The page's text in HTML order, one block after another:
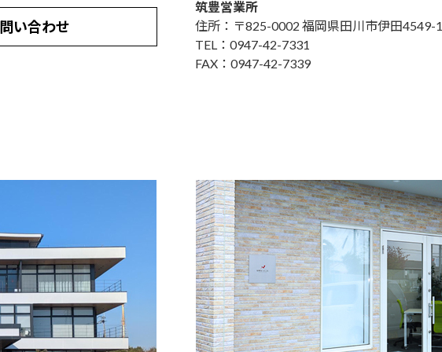
い合わせ
筑豊営業所
住所：〒825-0002 福岡県田川市伊田4549-1
TEL：0947-42-7331
FAX：0947-42-7339